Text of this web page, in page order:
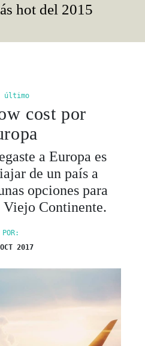
hot del 2015
último
cost por
a Europa es
de un país a
opciones para
Viejo Continente.
POR:
2017